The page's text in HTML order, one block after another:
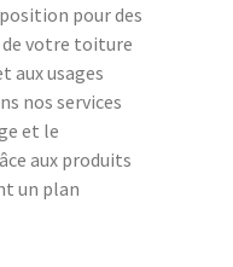
pour des
votre toiture
aux usages
nos services
et le
aux produits
un plan